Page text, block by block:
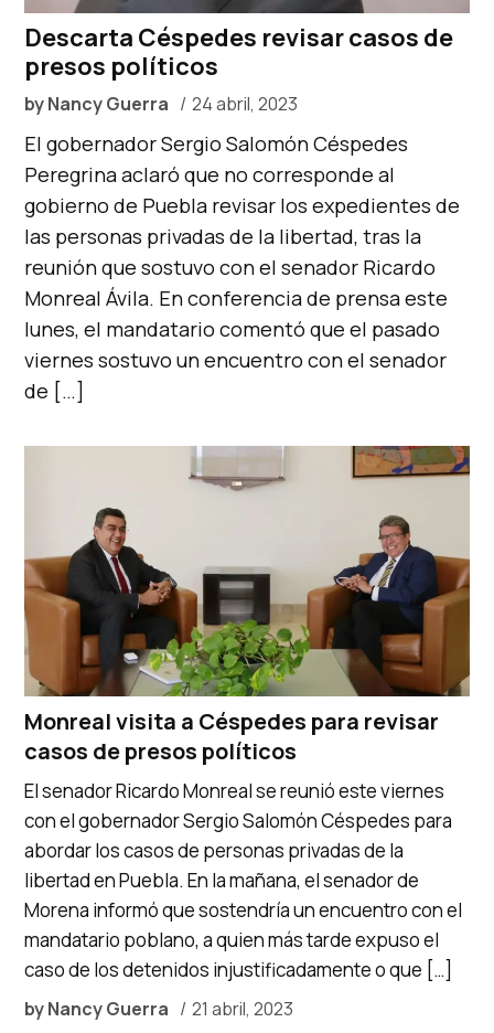
Descarta Céspedes revisar casos de
presos políticos
byNancy Guerra 24 abril, 2023
El gobernador Sergio Salomón Céspedes
Peregrina aclaró que no corresponde al
gobierno de Puebla revisar los expedientes de
las personas privadas de la libertad, tras la
reunión que sostuvo con el senador Ricardo
Monreal Ávila. En conferencia de prensa este
lunes, el mandatario comentó que el pasado
viernes sostuvo un encuentro con el senador
de […]
Monreal visita a Céspedes para revisar
casos de presos políticos
byNancy Guerra 21 abril, 2023
El senador Ricardo Monreal se reunió este viernes
con el gobernador Sergio Salomón Céspedes para
abordar los casos de personas privadas de la
libertad en Puebla. En la mañana, el senador de
Morena informó que sostendría un encuentro con el
mandatario poblano, a quien más tarde expuso el
caso de los detenidos injustificadamente o que […]